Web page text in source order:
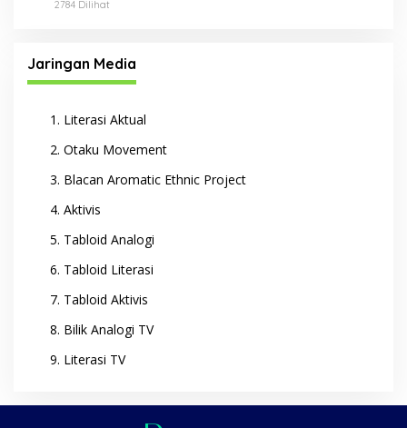
2784 Dilihat
Jaringan Media
Literasi Aktual
Otaku Movement
Blacan Aromatic Ethnic Project
Aktivis
Tabloid Analogi
Tabloid Literasi
Tabloid Aktivis
Bilik Analogi TV
Literasi TV